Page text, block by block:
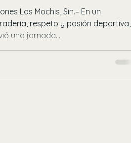
Los Mochis, Sin.– En un
respeto y pasión deportiva,
una jornada...